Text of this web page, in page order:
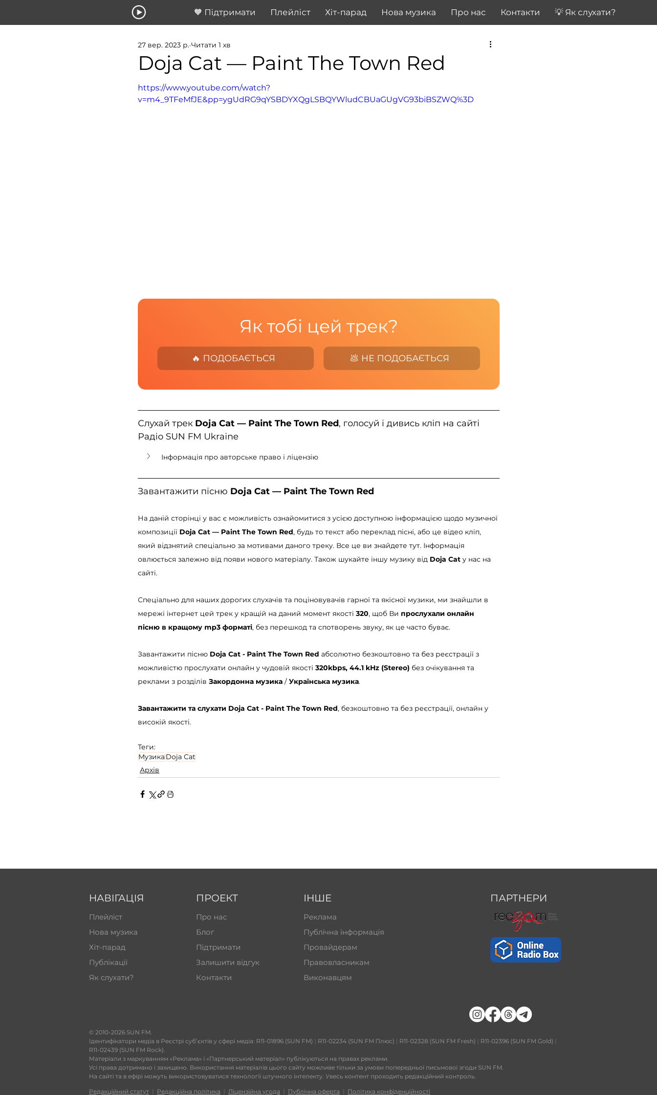
🧡 Підтримати Плейліст Хіт-парад Нова музика Про нас Контакти 💡 Як слухати?
Doja Cat — Paint The Town Red
27 вер. 2023 р. Читати 1 хв
https://www.youtube.com/watch?
v=m4_9TFeMfJE&pp=ygUdRG9qYSBDYXQgLSBQYWludCBUaGUgVG93biBSZWQ%3D
Як тобі цей трек?
🔥 ПОДОБАЄТЬСЯ 💩 НЕ ПОДОБАЄТЬСЯ
Слухай трек Doja Cat — Paint The Town Red, голосуй і дивись кліп на сайті
Радіо SUN FM Ukraine
Інформація про авторське право і ліцензію
Завантажити пісню Doja Cat — Paint The Town Red
На даній сторінці у вас є можливість ознайомитися з усією доступною інформацією щодо музичної
композиції Doja Cat — Paint The Town Red, будь то текст або переклад пісні, або це відео кліп,
який відзнятий спеціально за мотивами даного треку. Все це ви знайдете тут. Інформація
овлюється залежно від появи нового матеріалу. Також шукайте іншу музику від Doja Cat у нас на
сайті.
Спеціально для наших дорогих слухачів та поціновувачів гарної та якісної музики, ми знайшли в
мережі інтернет цей трек у кращій на даний момент якості 320, щоб Ви прослухали онлайн
пісню в кращому mp3 форматі, без перешкод та спотворень звуку, як це часто буває.
Завантажити пісню Doja Cat - Paint The Town Red абсолютно безкоштовно та без реєстрації з
можливістю прослухати онлайн у чудовій якості 320kbps, 44.1 kHz (Stereo) без очікування та
реклами з розділів Закордонна музика / Українська музика.
Завантажити та слухати Doja Cat - Paint The Town Red, безкоштовно та без реєстрації, онлайн у
високій якості.
Теги:
МузикаDoja Cat
Архів
НАВІГАЦІЯ
Плейліст
Нова музика
Хіт-парад
Публікації
Як слухати?
ПРОЕКТ
Про нас
Блог
Підтримати
Залишити відгук
Контакти
ІНШЕ
Реклама
Публічна інформація
Провайдерам
Правовласникам
Виконавцям
ПАРТНЕРИ
​© 2010-2026 SUN FM.
Ідентифікатори медіа в Реєстрі суб’єктів у сфері медіа: R11-01896 (SUN FM) | R11-02234 (SUN FM Плюс) | R11-02328 (SUN FM Fresh) | R11-02396 (SUN FM Gold) |
R11-02439 (SUN FM Rock).
Матеріали з маркуванням «Реклама» і «Партнерський матеріал» публікуються на правах реклами.
Усі права дотримано і захищено. Використання матеріалів цього сайту можливе тільки за умови попередньої письмової згоди SUN FM.
На сайті та в ефірі можуть використовуватися технології штучного інтелекту. Увесь контент проходить редакційний контроль.
Редакційний статут | Редакційна політика | Ліцензійна угода | Публічна оферта | Політика конфіденційності